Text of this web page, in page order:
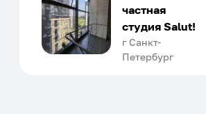
отличном уровне. Хозяин
апартаментов доброй души
человек, всегда можно
договориться, подскажет
частная
студия Salut!
г Санкт-
Петербург